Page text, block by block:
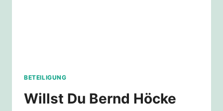
BETEILIGUNG
Willst Du Bernd Höcke